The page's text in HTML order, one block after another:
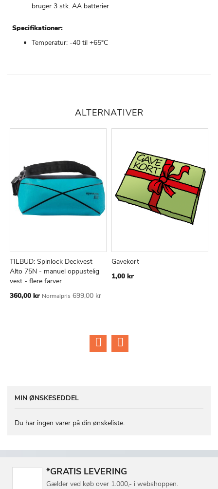
bruger 3 stk. AA batterier
Specifikationer:
Temperatur: -40 til +65°C
ALTERNATIVER
Læg i kurv
TILFØJ
TIL
LISTE
SAMMENLIGN
TILBUD: Spinlock Deckvest
Alto 75N - manuel oppustelig
vest - flere farver
Tilbudspris
360,00 kr Normalpris 699,00 kr
Gavekort
1,00 kr
MIN ØNSKESEDDEL
Du har ingen varer på din ønskeliste.
*GRATIS LEVERING
Gælder ved køb over 1.000,- i webshoppen.